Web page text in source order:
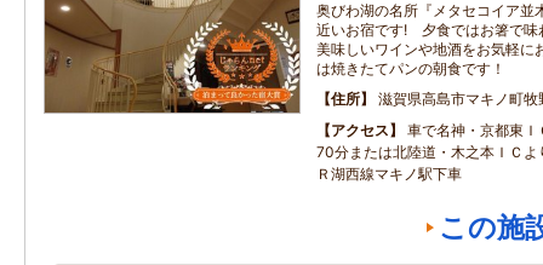
奥びわ湖の名所『メタセコイア並
近いお宿です! 夕食ではお箸で味
美味しいワインや地酒をお気軽
は焼きたてパンの朝食です！
住所
滋賀県高島市マキノ町牧
アクセス
車で名神・京都東
70分または北陸道・木之本ＩＣ
Ｒ湖西線マキノ駅下車
この施